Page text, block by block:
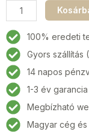
Ingersoll
I09306
The
Orville
automatic
Férfi
karóra
46mm
5ATM
mennyiség
100% eredeti
Gyors szállítás
14 napos
1-3 év garancia
Megbízható
Magyar cég